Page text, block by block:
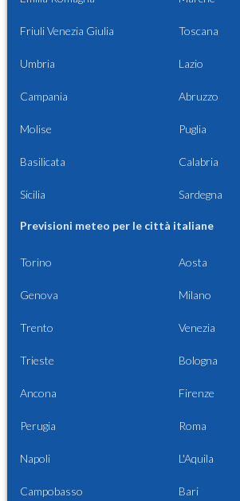
Friuli Venezia Giulia Toscana
Umbria Lazio
Campania Abruzzo
Molise Puglia
Basilicata Calabria
Sicilia Sardegna
Previsioni meteo per le città italiane
Torino Aosta
Genova Milano
Trento Venezia
Trieste Bologna
Ancona Firenze
Perugia Roma
Napoli L'Aquila
Campobasso Bari